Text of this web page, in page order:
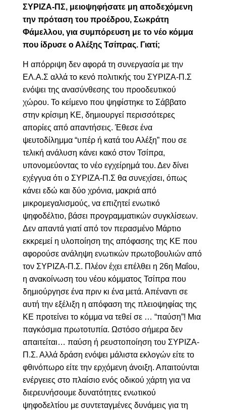
ΣΥΡΙΖΑ-ΠΣ, μειοψηφήσατε μη αποδεχόμενη
την πρόταση του προέδρου, Σωκράτη
Φάμελλου, για συμπόρευση με το νέο κόμμα
που ίδρυσε ο Αλέξης Τσίπρας. Γιατί;
Η απόρριψη δεν αφορά τη συνεργασία με την
ΕΛ.Α.Σ αλλά το κενό πολιτικής του ΣΥΡΙΖΑ-Π.Σ
ενόψει της ανασύνθεσης του προοδευτικού
χώρου. Το κείμενο που ψηφίστηκε το Σάββατο
στην κρίσιμη ΚΕ, δημιουργεί περισσότερες
απορίες από απαντήσεις. Έθεσε ένα
ψευτοδίλημμα “υπέρ ή κατά του Αλέξη” που σε
τελική ανάλυση κάνει κακό στον Τσίπρα,
υπονομεύοντας το νέο εγχείρημά του. Δεν δίνει
εχέγγυα ότι ο ΣΥΡΙΖΑ-Π.Σ θα συνεχίσει, όπως
κάνει εδώ και δύο χρόνια, μακριά από
μικρομεγαλισμούς, να επιζητεί ενωτικό
ψηφοδέλτιο, βάσει προγραμματικών συγκλίσεων.
Δεν απαντά γιατί από τον περασμένο Μάρτιο
εκκρεμεί η υλοποίηση της απόφασης της ΚΕ που
αφορούσε ανάληψη ενωτικών πρωτοβουλιών από
τον ΣΥΡΙΖΑ-Π.Σ. Πλέον έχει επέλθει η 26η Μαΐου,
η ανακοίνωση του νέου κόμματος Τσίπρα που
δημιούργησε ένα πριν κι ένα μετά. Απέναντι σε
αυτή την εξέλιξη η απόφαση της πλειοψηφίας της
ΚΕ προτείνει το κόμμα να τεθεί σε … “παύση”! Μια
παγκόσμια πρωτοτυπία. Ωστόσο σήμερα δεν
απαιτείται… παύση ή ρευστοποίηση του ΣΥΡΙΖΑ-
Π.Σ. Αλλά δράση ενόψει μάλιστα εκλογών είτε το
φθινόπωρο είτε την ερχόμενη άνοιξη. Απαιτούνται
ενέργειες στο πλαίσιο ενός οδικού χάρτη για να
διερευνήσουμε δυνατότητες ενωτικού
ψηφοδελτίου με συντεταγμένες δυνάμεις για τη